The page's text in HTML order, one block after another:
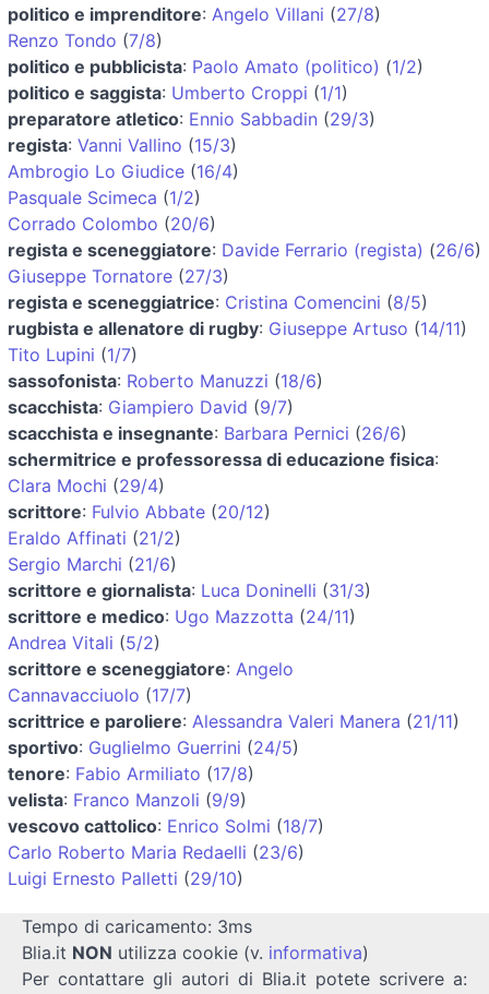
politico e imprenditore: Angelo Villani (27/8)
Renzo Tondo (7/8)
politico e pubblicista: Paolo Amato (politico) (1/2)
politico e saggista: Umberto Croppi (1/1)
preparatore atletico: Ennio Sabbadin (29/3)
regista: Vanni Vallino (15/3)
Ambrogio Lo Giudice (16/4)
Pasquale Scimeca (1/2)
Corrado Colombo (20/6)
regista e sceneggiatore: Davide Ferrario (regista) (26/6)
Giuseppe Tornatore (27/3)
regista e sceneggiatrice: Cristina Comencini (8/5)
rugbista e allenatore di rugby: Giuseppe Artuso (14/11)
Tito Lupini (1/7)
sassofonista: Roberto Manuzzi (18/6)
scacchista: Giampiero David (9/7)
scacchista e insegnante: Barbara Pernici (26/6)
schermitrice e professoressa di educazione fisica:
Clara Mochi (29/4)
scrittore: Fulvio Abbate (20/12)
Eraldo Affinati (21/2)
Sergio Marchi (21/6)
scrittore e giornalista: Luca Doninelli (31/3)
scrittore e medico: Ugo Mazzotta (24/11)
Andrea Vitali (5/2)
scrittore e sceneggiatore: Angelo
Cannavacciuolo (17/7)
scrittrice e paroliere: Alessandra Valeri Manera (21/11)
sportivo: Guglielmo Guerrini (24/5)
tenore: Fabio Armiliato (17/8)
velista: Franco Manzoli (9/9)
vescovo cattolico: Enrico Solmi (18/7)
Carlo Roberto Maria Redaelli (23/6)
Luigi Ernesto Palletti (29/10)
Tempo di caricamento: 3ms
Blia.it NON utilizza cookie (v. informativa)
Per contattare gli autori di Blia.it potete scrivere a: